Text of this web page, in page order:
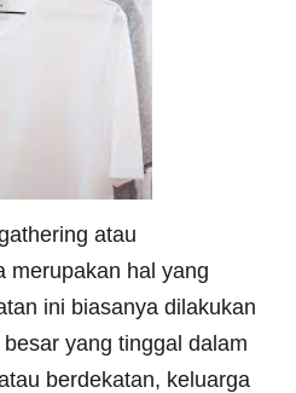
atau
merupakan hal yang
ini biasanya dilakukan
yang tinggal dalam
berdekatan, keluarga